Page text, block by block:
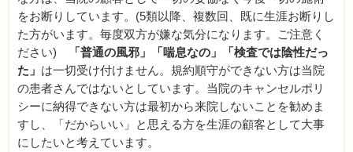
をお断りしています。(5類以降、複数回、既に生涯お断りし
た方がいます。毎度双方が嫌な気分になります。ご注意く
ださい)
「普通の風邪」「喘息なの」「検査では陰性だっ
た」 は一切受け付けません。規約順守ができない方は当院
の患者さんではないとしています。当院のキャンセルポリ
シーに納得できない方は最初から来院しないことを勧めま
すし、「だからいい」と思える方を生涯の顧客として大事
にしたいと考えています。